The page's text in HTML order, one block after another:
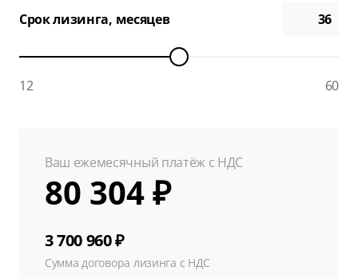
Срок лизинга, месяцев
12 60
Ваш ежемесячный платёж с НДС
80 304 ₽
3 700 960 ₽
Сумма договора лизинга с НДС